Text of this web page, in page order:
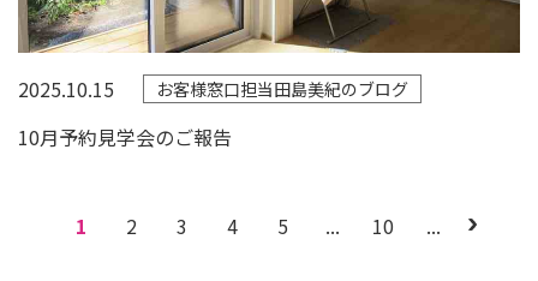
2025.10.15 お客様窓口担当田島美紀のブログ
10月予約見学会のご報告
1 2 3 4 5 ... 10 ...